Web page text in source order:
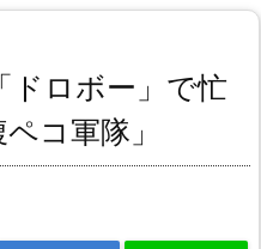
ドロボー」で忙
コ軍隊」